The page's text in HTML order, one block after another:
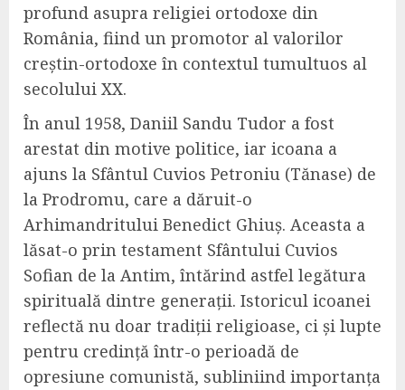
profund asupra religiei ortodoxe din
România, fiind un promotor al valorilor
creștin-ortodoxe în contextul tumultuos al
secolului XX.
În anul 1958, Daniil Sandu Tudor a fost
arestat din motive politice, iar icoana a
ajuns la Sfântul Cuvios Petroniu (Tănase) de
la Prodromu, care a dăruit-o
Arhimandritului Benedict Ghiuș. Aceasta a
lăsat-o prin testament Sfântului Cuvios
Sofian de la Antim, întărind astfel legătura
spirituală dintre generații. Istoricul icoanei
reflectă nu doar tradiții religioase, ci și lupte
pentru credință într-o perioadă de
opresiune comunistă, subliniind importanța